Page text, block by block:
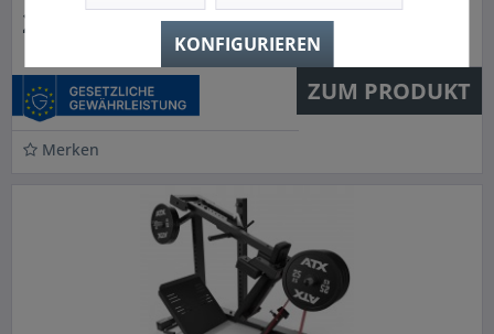
2.499,00 € *
ZUM PRODUKT
Merken
KONFIGURIEREN